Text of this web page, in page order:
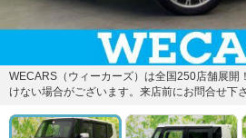
WECARS（ウィーカーズ）は全国250店舗展開
けない場合がございます。来店前にお問合せ下